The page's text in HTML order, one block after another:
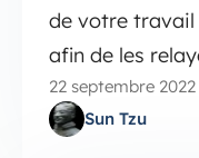
de votre travail
afin de les
22 septembre 2022
Sun Tzu